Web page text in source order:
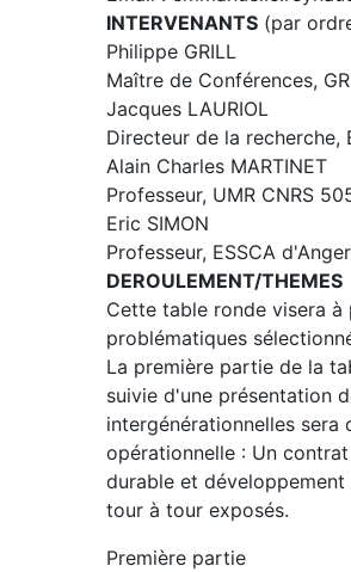
INTERVENANTS(par
Philippe GRILL
Maître de Conférences,
Jacques LAURIOL
Directeur de la recherche,
Alain Charles MARTINET
Professeur, UMR CNRS
Eric SIMON
Professeur, ESSCA
DEROULEMENT/THEMES
Cette table ronde visera
problématiques
La première partie de la
suivie d'une présentation
intergénérationnelles
opérationnelle : Un
durable et développement
tour à tour exposés.
Première partie